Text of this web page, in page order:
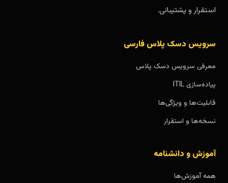
استقرار و پشتیبانی.
سرویس دسک پلاس فارسی
معرفی سرویس دسک پلاس
پیاده‌سازی ITIL
قابلیت‌ها و ویژگی‌ها
نسخه‌ها و استقرار
آموزش و دانشنامه
همه آموزش‌ها